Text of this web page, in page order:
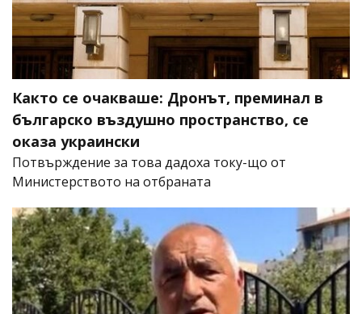
Както се очакваше: Дронът, преминал в
българско въздушно пространство, се
оказа украински
Потвърждение за това дадоха току-що от
Министерството на отбраната